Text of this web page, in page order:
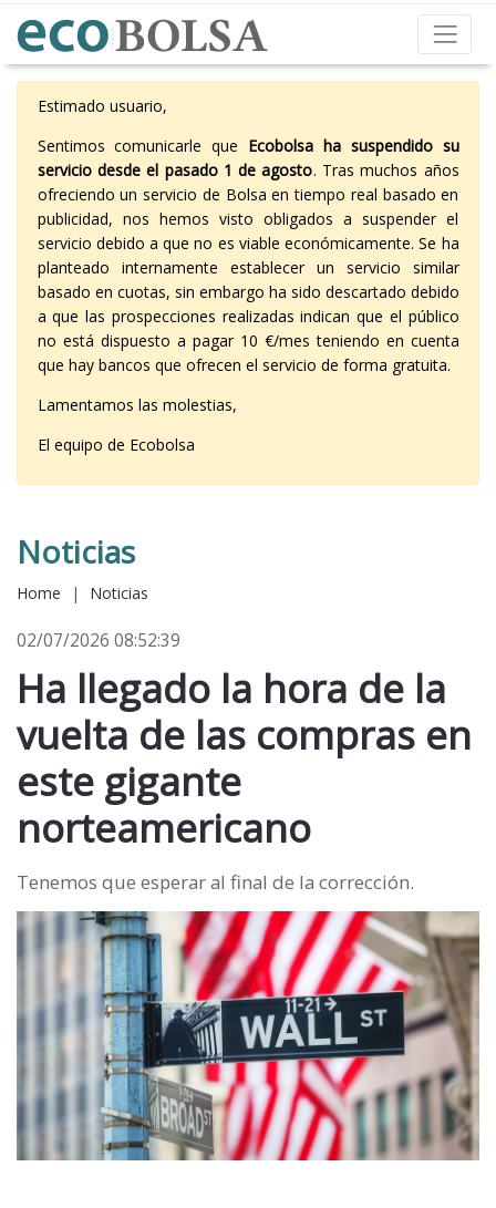
Estimado usuario,
Sentimos comunicarle que Ecobolsa ha suspendido su
servicio desde el pasado 1 de agosto. Tras muchos años
ofreciendo un servicio de Bolsa en tiempo real basado en
publicidad, nos hemos visto obligados a suspender el
servicio debido a que no es viable económicamente. Se ha
planteado internamente establecer un servicio similar
basado en cuotas, sin embargo ha sido descartado debido
a que las prospecciones realizadas indican que el público
no está dispuesto a pagar 10 €/mes teniendo en cuenta
que hay bancos que ofrecen el servicio de forma gratuita.
Lamentamos las molestias,
El equipo de Ecobolsa
Noticias
Home | Noticias
02/07/2026 08:52:39
Ha llegado la hora de la
vuelta de las compras en
este gigante
norteamericano
Tenemos que esperar al final de la corrección.